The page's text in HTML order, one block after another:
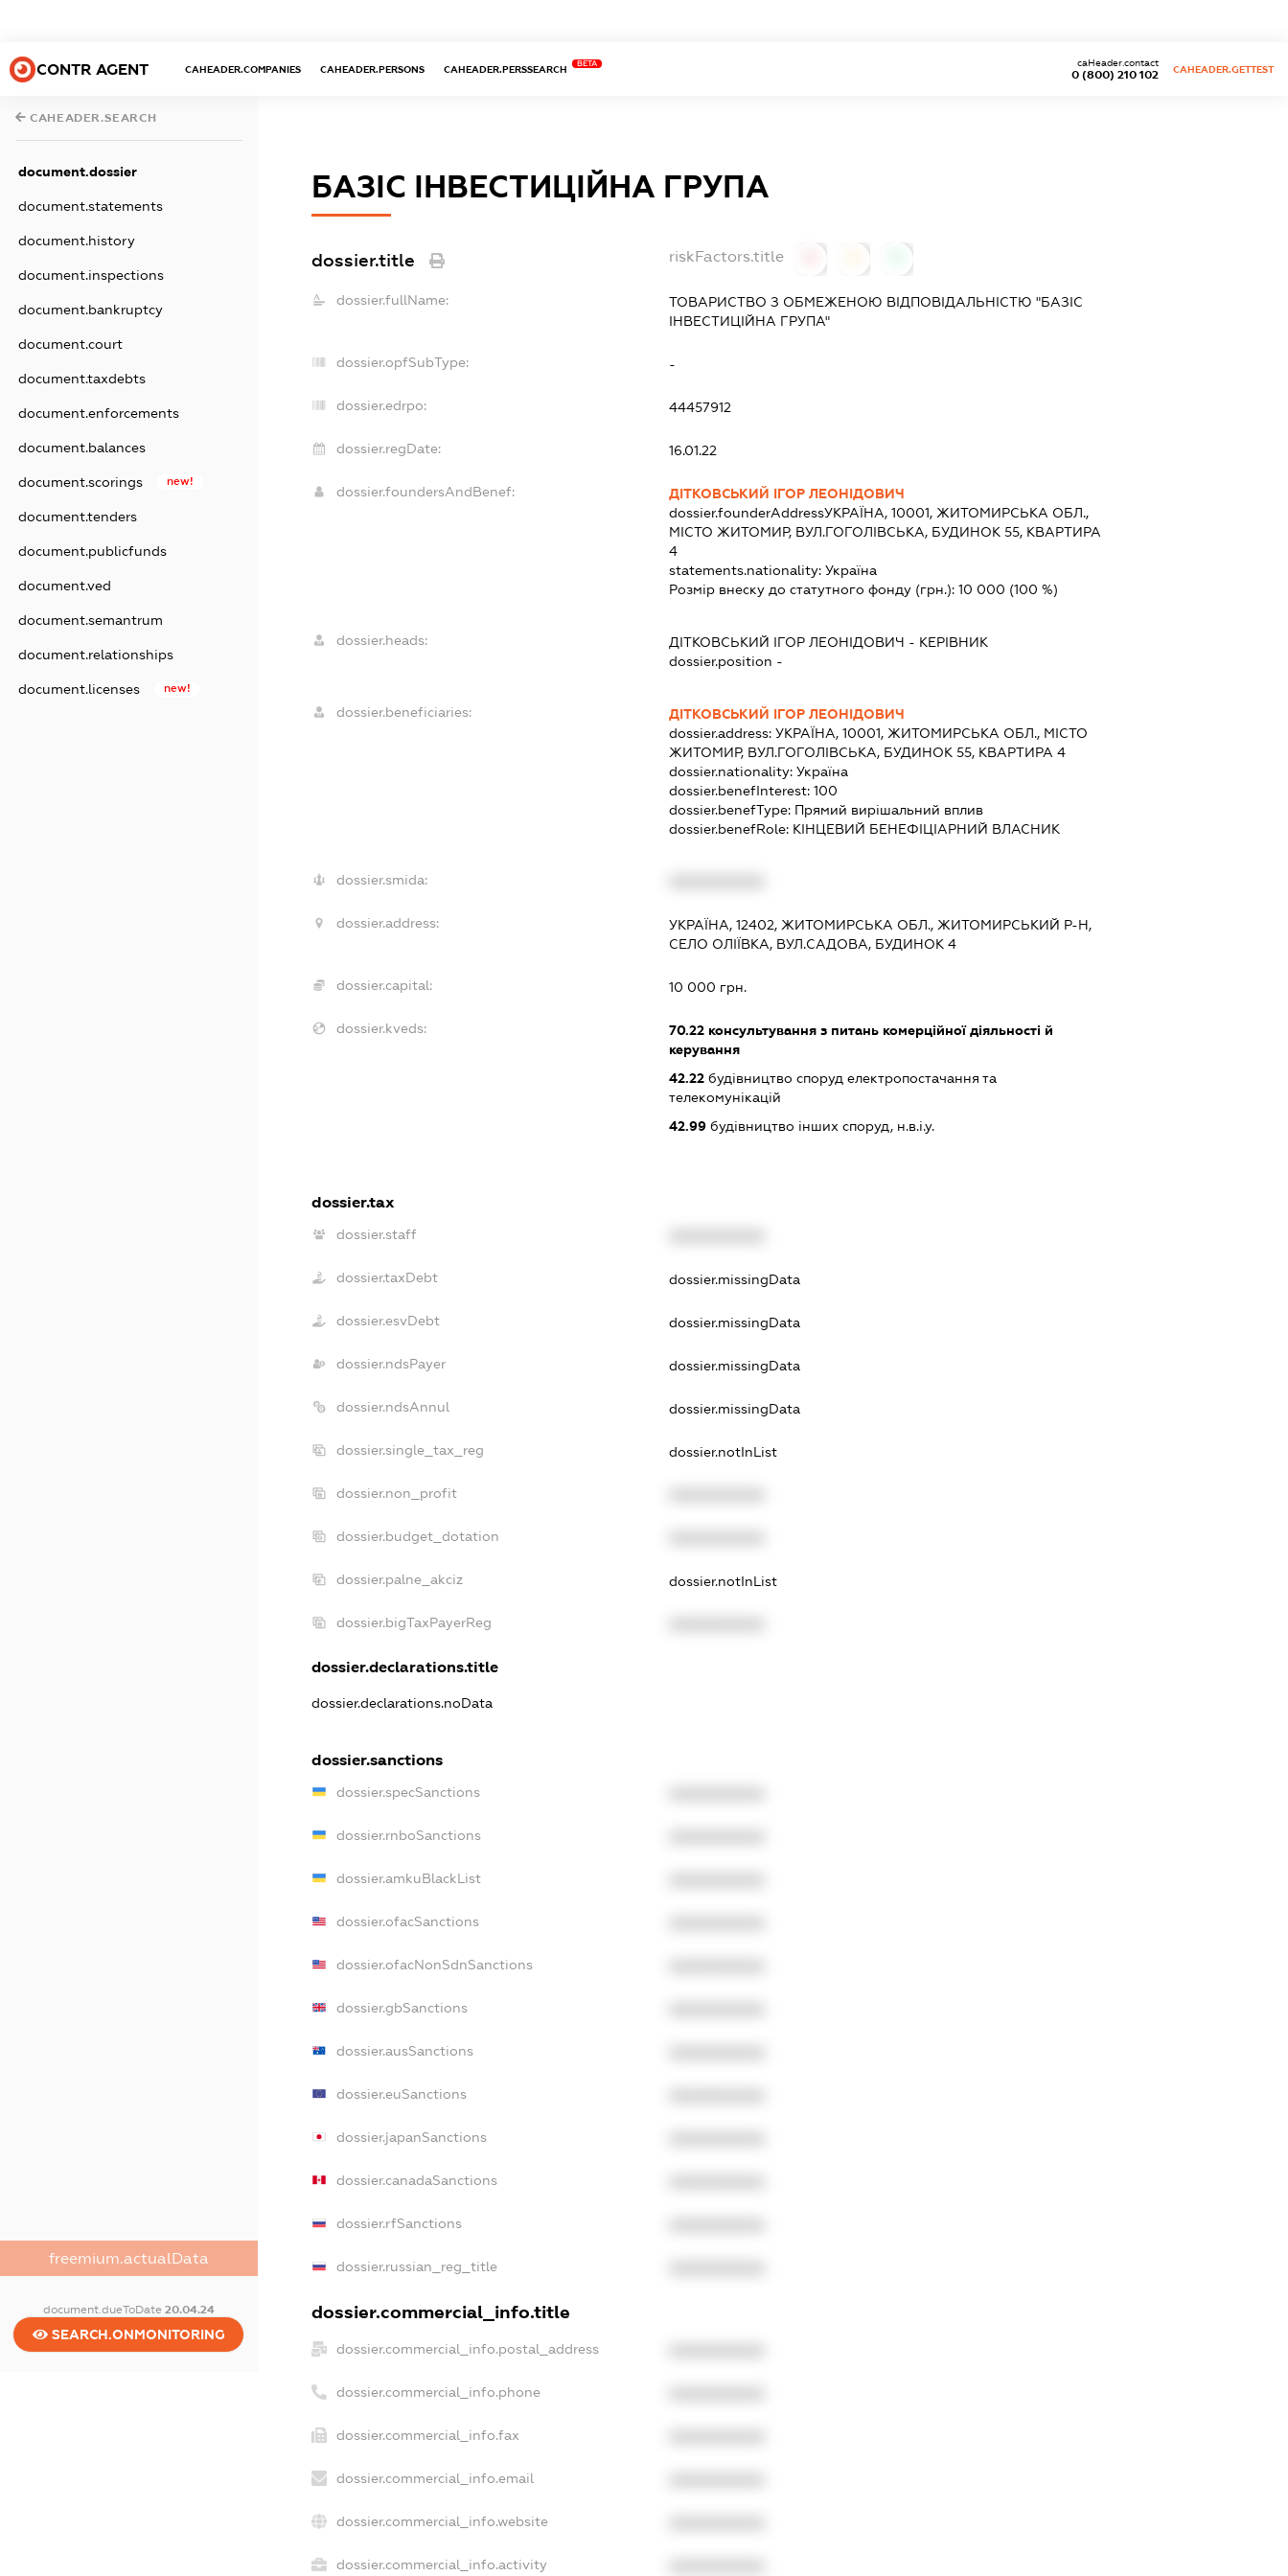
CONTR AGENT CAHEADER.COMPANIES CAHEADER.PERSONS CAHEADER.PERSSEARCH
BETA
0 (800) 210 102
caHeader.contact
CAHEADER.GETTEST
CAHEADER.SEARCH
document.dossier
document.statements
document.history
document.inspections
document.bankruptcy
document.court
document.taxdebts
document.enforcements
document.balances
document.scorings new!
document.tenders
document.publicfunds
document.ved
document.semantrum
document.relationships
document.licenses new!
freemium.actualData
document.dueToDate 20.04.24
SEARCH.ONMONITORING
БАЗІС ІНВЕСТИЦІЙНА ГРУПА
dossier.title riskFactors.title
dossier.fullName:
ТОВАРИСТВО З ОБМЕЖЕНОЮ ВІДПОВІДАЛЬНІСТЮ "БАЗІС
ІНВЕСТИЦІЙНА ГРУПА"
dossier.opfSubType: -
dossier.edrpo: 44457912
dossier.regDate: 16.01.22
dossier.foundersAndBenef:
ДІТКОВСЬКИЙ ІГОР ЛЕОНІДОВИЧ
dossier.founderAddressУКРАЇНА, 10001, ЖИТОМИРСЬКА ОБЛ.,
МІСТО ЖИТОМИР, ВУЛ.ГОГОЛІВСЬКА, БУДИНОК 55, КВАРТИРА
4
statements.nationality: Україна
Розмір внеску до статутного фонду (грн.): 10 000 (100 %)
dossier.heads: ДІТКОВСЬКИЙ ІГОР ЛЕОНІДОВИЧ - КЕРІВНИК
dossier.position -
dossier.beneficiaries:
ДІТКОВСЬКИЙ ІГОР ЛЕОНІДОВИЧ
dossier.address: УКРАЇНА, 10001, ЖИТОМИРСЬКА ОБЛ., МІСТО
ЖИТОМИР, ВУЛ.ГОГОЛІВСЬКА, БУДИНОК 55, КВАРТИРА 4
dossier.nationality: Україна
dossier.benefInterest: 100
dossier.benefType: Прямий вирішальний вплив
dossier.benefRole: КІНЦЕВИЙ БЕНЕФІЦІАРНИЙ ВЛАСНИК
dossier.smida:
dossier.address:
УКРАЇНА, 12402, ЖИТОМИРСЬКА ОБЛ., ЖИТОМИРСЬКИЙ Р-Н,
СЕЛО ОЛІЇВКА, ВУЛ.САДОВА, БУДИНОК 4
dossier.capital: 10 000 грн.
dossier.kveds: 70.22консультування з питань комерційної діяльності й
керування
42.22будівництво споруд електропостачання та
телекомунікацій
42.99будівництво інших споруд, н.в.і.у.
dossier.tax
dossier.staff
dossier.taxDebt dossier.missingData
dossier.esvDebt dossier.missingData
dossier.ndsPayer dossier.missingData
dossier.ndsAnnul dossier.missingData
dossier.single_tax_reg dossier.notInList
dossier.non_profit
dossier.budget_dotation
dossier.palne_akciz dossier.notInList
dossier.bigTaxPayerReg
dossier.declarations.title
dossier.declarations.noData
dossier.sanctions
dossier.specSanctions
dossier.rnboSanctions
dossier.amkuBlackList
dossier.ofacSanctions
dossier.ofacNonSdnSanctions
dossier.gbSanctions
dossier.ausSanctions
dossier.euSanctions
dossier.japanSanctions
dossier.canadaSanctions
dossier.rfSanctions
dossier.russian_reg_title
dossier.commercial_info.title
dossier.commercial_info.postal_address
dossier.commercial_info.phone
dossier.commercial_info.fax
dossier.commercial_info.email
dossier.commercial_info.website
dossier.commercial_info.activity